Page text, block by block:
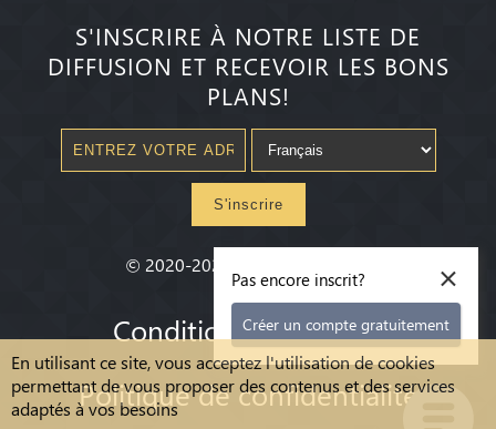
En utilisant ce site, vous acceptez l'utilisation de cookies
permettant de vous proposer des contenus et des services
adaptés à vos besoins
S'INSCRIRE À NOTRE LISTE DE
DIFFUSION ET RECEVOIR LES BONS
PLANS!
S'inscrire
© 2020-2026
Conditions Générales
Politique de confidentialité
×
Pas encore inscrit?
Créer un compte gratuitement